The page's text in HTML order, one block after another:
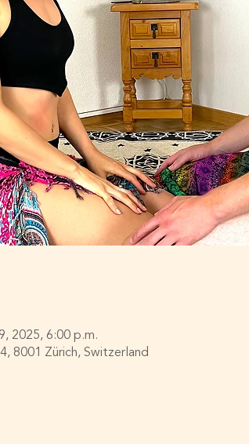
2025, 6:00 p.m.
8001 Zürich, Switzerland